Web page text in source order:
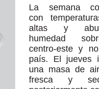
La semana
con
altas y
humedad
centro-este y
país. El jueves
una masa de
fresca y